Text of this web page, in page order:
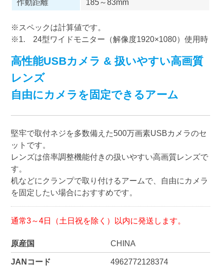
作動距離 185～83mm
※スペックは計算値です。
※1. 24型ワイドモニター（解像度1920×1080）使用時
高性能USBカメラ & 扱いやすい高画質
レンズ
自由にカメラを固定できるアーム
堅牢で取付ネジを多数備えた500万画素USBカメラのセ
ットです。
レンズは倍率調整機能付きの扱いやすい高画質レンズで
す。
机などにクランプで取り付けるアームで、自由にカメラ
を固定したい場合におすすめです。
通常3～4日（土日祝を除く）以内に発送します。
原産国 CHINA
JANコード 4962772128374